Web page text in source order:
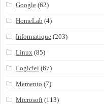
Google (62)
HomeLab (4)
Informatique (203)
Linux (85)
Logiciel (67)
Memento (7)
Microsoft (113)